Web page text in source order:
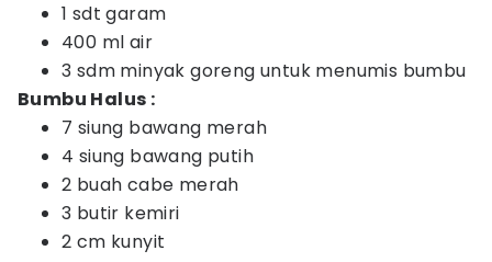
1 sdt garam
400 ml air
3 sdm minyak goreng untuk menumis bumbu
Bumbu Halus :
7 siung bawang merah
4 siung bawang putih
2 buah cabe merah
3 butir kemiri
2 cm kunyit